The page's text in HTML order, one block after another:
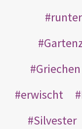
Griechen
erwischt
Silvester